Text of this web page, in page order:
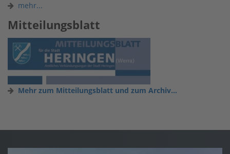
mehr...
Mitteilungsblatt
Mehr zum Mitteilungsblatt und zum Archiv...